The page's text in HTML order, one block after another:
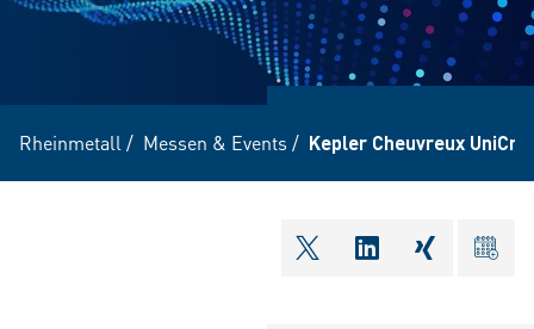
Rheinmetall / Messen & Events / Kepler Cheuvreux
shareOntwitter ical